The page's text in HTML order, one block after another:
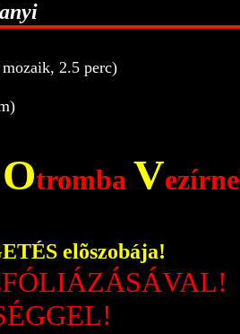
2.5 perc)
Otromba V
elõszobája!